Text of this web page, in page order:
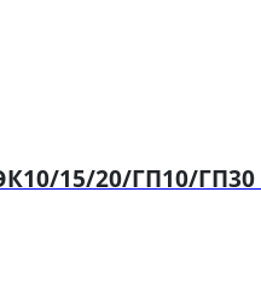
15/20/ГП10/ГП30